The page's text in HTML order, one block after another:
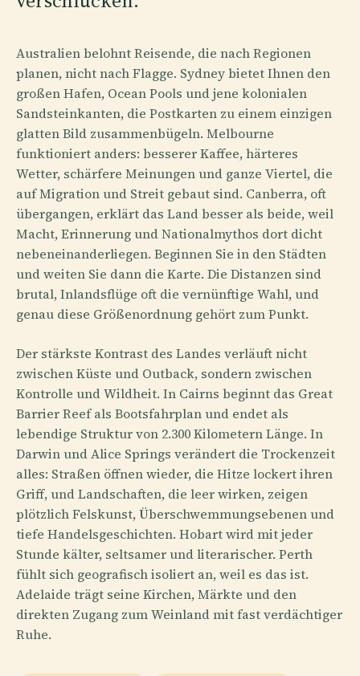
Australien belohnt Reisende, die nach Regionen
planen, nicht nach Flagge. Sydney bietet Ihnen den
großen Hafen, Ocean Pools und jene kolonialen
Sandsteinkanten, die Postkarten zu einem einzigen
glatten Bild zusammenbügeln. Melbourne
funktioniert anders: besserer Kaffee, härteres
Wetter, schärfere Meinungen und ganze Viertel, die
auf Migration und Streit gebaut sind. Canberra, oft
übergangen, erklärt das Land besser als beide, weil
Macht, Erinnerung und Nationalmythos dort dicht
nebeneinanderliegen. Beginnen Sie in den Städten
und weiten Sie dann die Karte. Die Distanzen sind
brutal, Inlandsflüge oft die vernünftige Wahl, und
genau diese Größenordnung gehört zum Punkt.
Der stärkste Kontrast des Landes verläuft nicht
zwischen Küste und Outback, sondern zwischen
Kontrolle und Wildheit. In Cairns beginnt das Great
Barrier Reef als Bootsfahrplan und endet als
lebendige Struktur von 2.300 Kilometern Länge. In
Darwin und Alice Springs verändert die Trockenzeit
alles: Straßen öffnen wieder, die Hitze lockert ihren
Griff, und Landschaften, die leer wirken, zeigen
plötzlich Felskunst, Überschwemmungsebenen und
tiefe Handelsgeschichten. Hobart wird mit jeder
Stunde kälter, seltsamer und literarischer. Perth
fühlt sich geografisch isoliert an, weil es das ist.
Adelaide trägt seine Kirchen, Märkte und den
direkten Zugang zum Weinland mit fast verdächtiger
Ruhe.